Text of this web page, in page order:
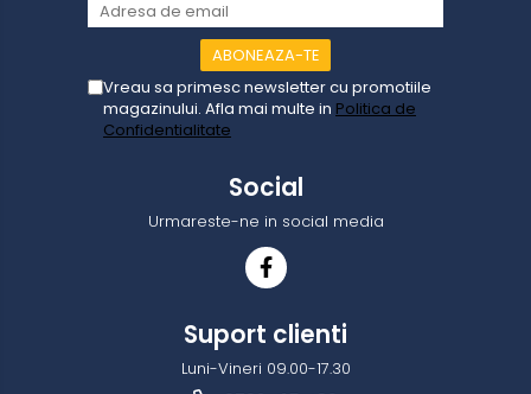
Vreau sa primesc newsletter cu promotiile
magazinului. Afla mai multe in Politica de
Confidentialitate
Social
Urmareste-ne in social media
Suport clienti
Luni-Vineri 09.00-17.30